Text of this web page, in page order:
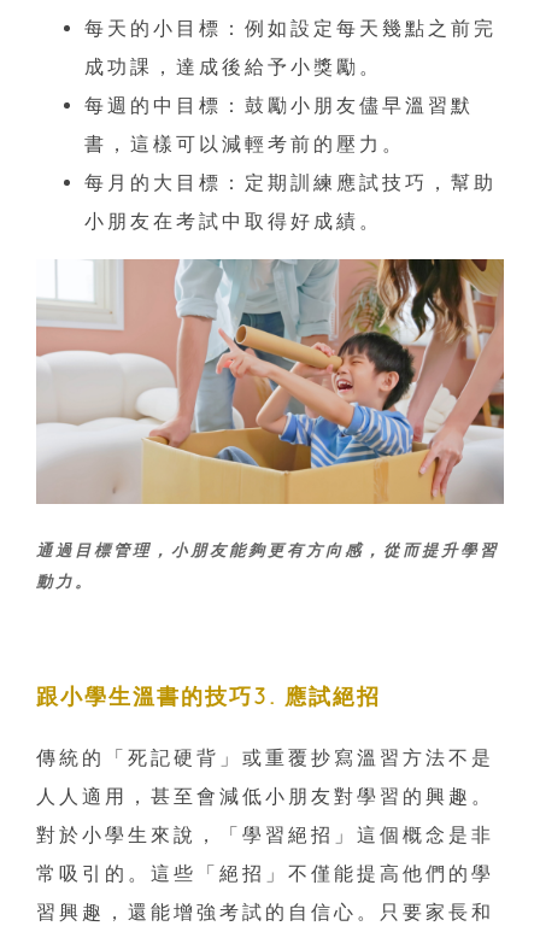
每天的小目標：例如設定每天幾點之前完
成功課，達成後給予小獎勵。
每週的中目標：鼓勵小朋友儘早溫習默
書，這樣可以減輕考前的壓力。
每月的大目標：定期訓練應試技巧，幫助
小朋友在考試中取得好成績。
通過目標管理，小朋友能夠更有方向感，從而提升學習
動力。
跟小學生溫書的技巧3. 應試絕招
傳統的「死記硬背」或重覆抄寫溫習方法不是
人人適用，甚至會減低小朋友對學習的興趣。
對於小學生來說，「學習絕招」這個概念是非
常吸引的。這些「絕招」不僅能提高他們的學
習興趣，還能增強考試的自信心。只要家長和